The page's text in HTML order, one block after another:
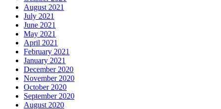
August 2021
July 2021
June 2021
May 2021
April 2021
February 2021
January 2021
December 2020
November 2020
October 2020
September 2020
August 2020